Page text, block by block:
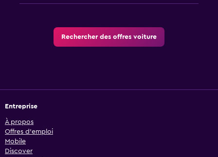
Rechercher des offres voiture
Entreprise
À propos
Offres d’emploi
Mobile
Discover